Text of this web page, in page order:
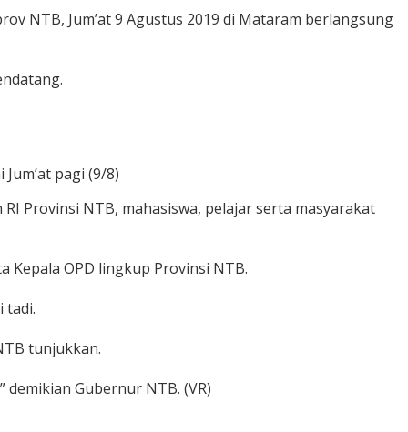
NTB, Jum’at 9 Agustus 2019 di Mataram berlangsung
pagi (9/8)
Provinsi NTB, mahasiswa, pelajar serta masyarakat
Kepala OPD lingkup Provinsi NTB.
tadi.
tunjukkan.
Gubernur NTB. (VR)